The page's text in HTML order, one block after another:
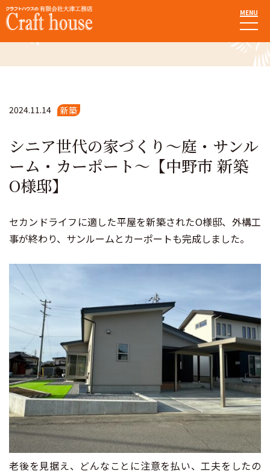
MENU
2024.11.14 新築
シニア世代の家づくり〜庭・サンル
ーム・カーポート〜【中野市 新築
O様邸】
セカンドライフに適した平屋を新築されたO様邸、外構工
事が終わり、サンルームとカーポートも完成しました。
老後を見据え、どんなことに注意を払い、工夫をしたの